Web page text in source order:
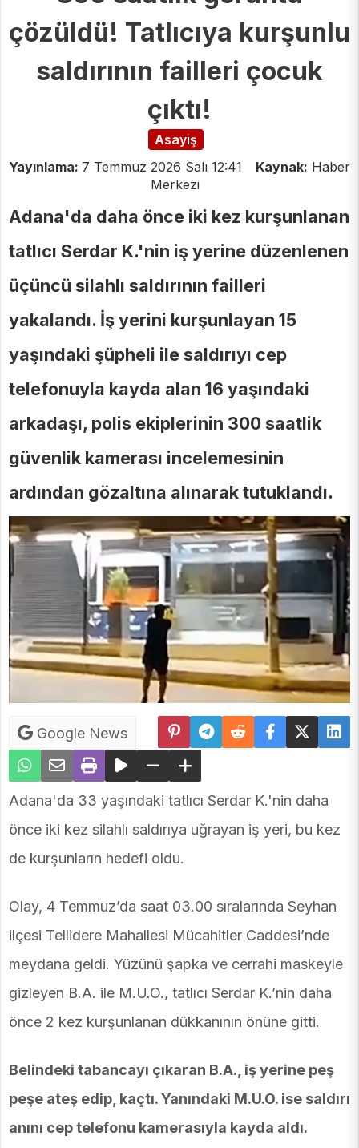
çözüldü! Tatlıcıya kurşunlu
saldırının failleri çocuk
çıktı!
Asayiş
Yayınlama: 7 Temmuz 2026 Salı 12:41 Kaynak: Haber
Merkezi
Adana'da daha önce iki kez kurşunlanan
tatlıcı Serdar K.'nin iş yerine düzenlenen
üçüncü silahlı saldırının failleri
yakalandı. İş yerini kurşunlayan 15
yaşındaki şüpheli ile saldırıyı cep
telefonuyla kayda alan 16 yaşındaki
arkadaşı, polis ekiplerinin 300 saatlik
güvenlik kamerası incelemesinin
ardından gözaltına alınarak tutuklandı.
Google News
Adana'da 33 yaşındaki tatlıcı Serdar K.'nin daha
önce iki kez silahlı saldırıya uğrayan iş yeri, bu kez
de kurşunların hedefi oldu.
Olay, 4 Temmuz’da saat 03.00 sıralarında Seyhan
ilçesi Tellidere Mahallesi Mücahitler Caddesi’nde
meydana geldi. Yüzünü şapka ve cerrahi maskeyle
gizleyen B.A. ile M.U.O., tatlıcı Serdar K.’nin daha
önce 2 kez kurşunlanan dükkanının önüne gitti.
Belindeki tabancayı çıkaran B.A., iş yerine peş
peşe ateş edip, kaçtı. Yanındaki M.U.O. ise saldırı
anını cep telefonu kamerasıyla kayda aldı.